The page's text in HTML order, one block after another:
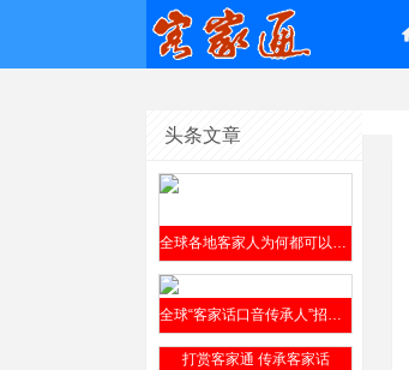
头条文章
全球各地客家人为何都可以参阅邱锡凤编撰的《客家方言上杭话大词典》？
全球“客家话口音传承人”招贤榜2019年9月4日公开发布
打赏客家通 传承客家话